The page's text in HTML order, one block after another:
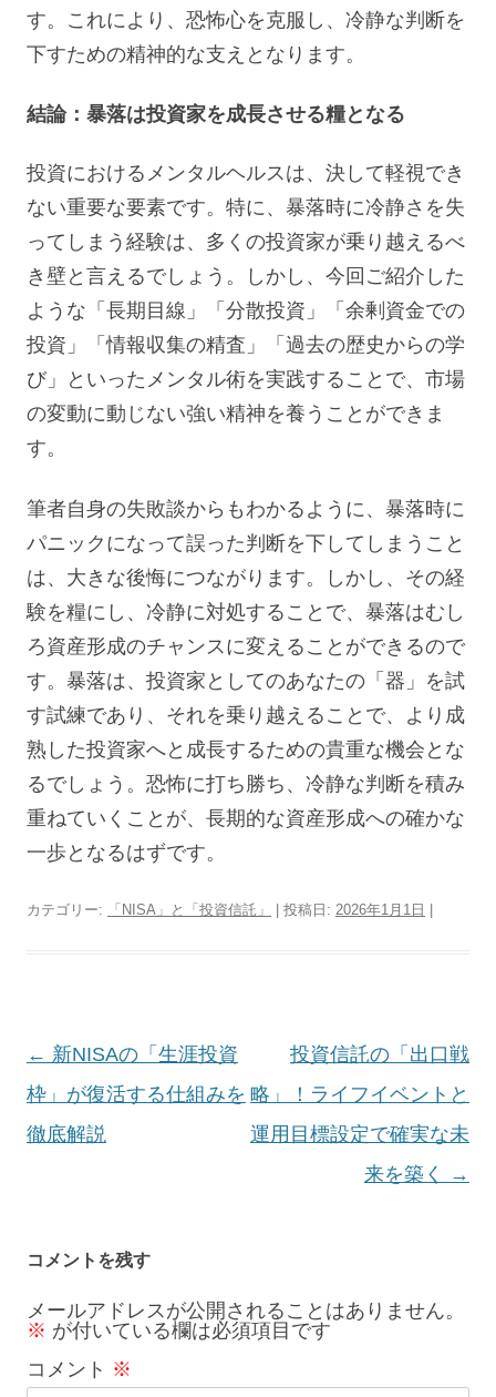
す。これにより、恐怖心を克服し、冷静な判断を
下すための精神的な支えとなります。
結論：暴落は投資家を成長させる糧となる
投資におけるメンタルヘルスは、決して軽視でき
ない重要な要素です。特に、暴落時に冷静さを失
ってしまう経験は、多くの投資家が乗り越えるべ
き壁と言えるでしょう。しかし、今回ご紹介した
ような「長期目線」「分散投資」「余剰資金での
投資」「情報収集の精査」「過去の歴史からの学
び」といったメンタル術を実践することで、市場
の変動に動じない強い精神を養うことができま
す。
筆者自身の失敗談からもわかるように、暴落時に
パニックになって誤った判断を下してしまうこと
は、大きな後悔につながります。しかし、その経
験を糧にし、冷静に対処することで、暴落はむし
ろ資産形成のチャンスに変えることができるので
す。暴落は、投資家としてのあなたの「器」を試
す試練であり、それを乗り越えることで、より成
熟した投資家へと成長するための貴重な機会とな
るでしょう。恐怖に打ち勝ち、冷静な判断を積み
重ねていくことが、長期的な資産形成への確かな
一歩となるはずです。
カテゴリー: 「NISA」と「投資信託」 | 投稿日: 2026年1月1日 |
投
稿
ナ
ー
ョ
ン
← 新NISAの「生涯投資
枠」が復活する仕組みを
徹底解説
投資信託の「出口戦
略」！ライフイベントと
運用目標設定で確実な未
来を築く
→
コメントを残す
メールアドレスが公開されることはありません。
※ が付いている欄は必須項目です
コメント ※